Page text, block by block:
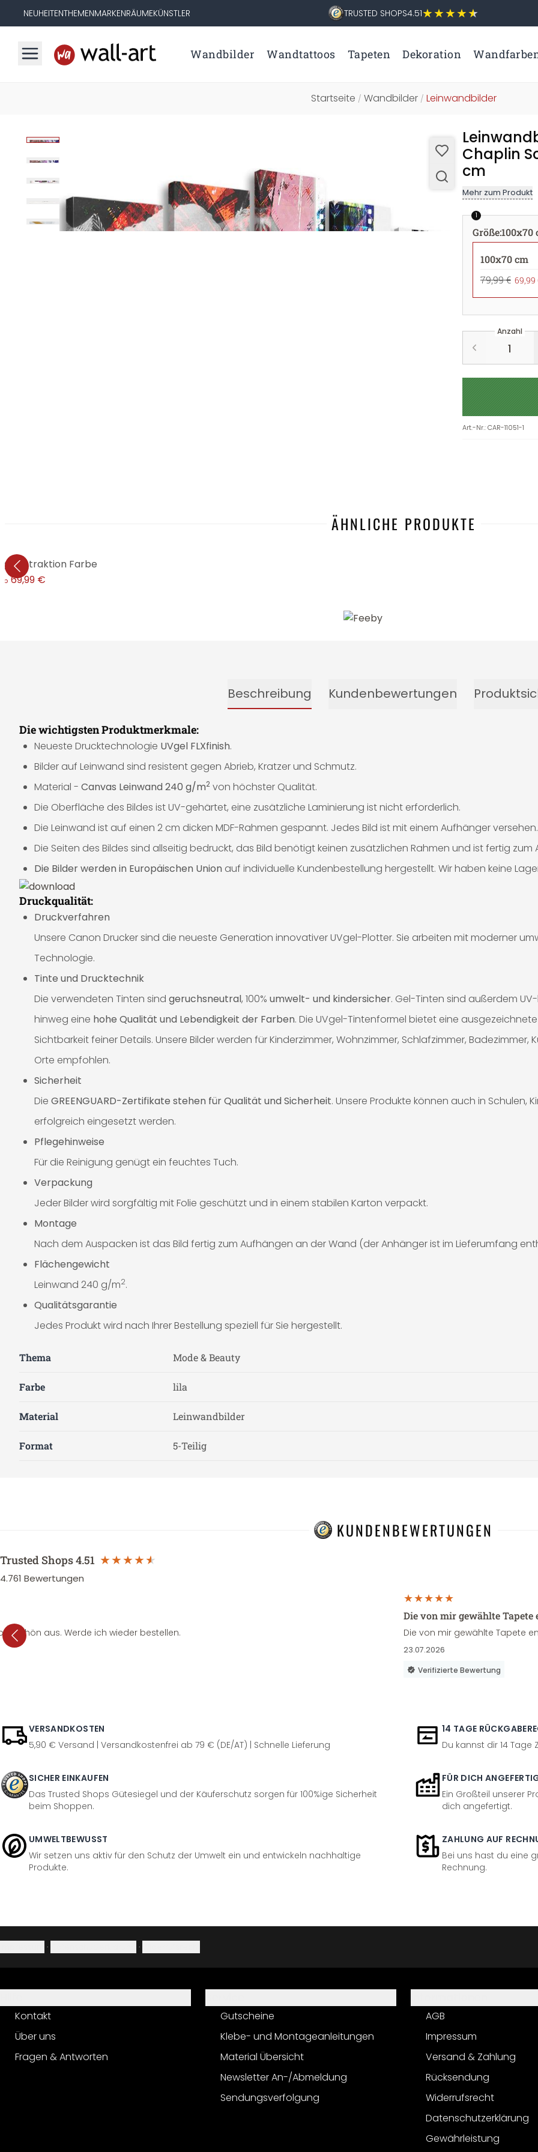
NEUHEITENTHEMENMARKENRÄUMEKÜNSTLER TRUSTED SHOPS4.51
Wandbilder Wandtattoos Tapeten Dekoration
Startseite / Wandbilder/ Leinwandbilder
Chaplin
cm
Mehr zum Produkt
1
Größe:100x70
100x70 cm
79,99 € 69,99
Anzahl
Art.-Nr.:CAR-11051-1
ÄHNLICHE PRODUKTE
Abstraktion Farbe
69,99 €
Beschreibung Kundenbewertungen
Die wichtigsten Produktmerkmale:
Neueste Drucktechnologie UVgel FLXfinish.
Bilder auf Leinwand sind resistent gegen Abrieb, Kratzer und Schmutz.
Material - Canvas Leinwand 240 g/m2 von höchster Qualität.
Die Oberfläche des Bildes ist UV-gehärtet, eine zusätzliche Laminierung ist nicht erforderlich.
Die Leinwand ist auf einen 2 cm dicken MDF-Rahmen gespannt. Jedes Bild ist mit einem Aufhänger versehen.
Die Seiten des Bildes sind allseitig bedruckt, das Bild benötigt keinen zusätzlichen Rahmen und ist fertig zum
Die Bilder werden in Europäischen Union auf individuelle Kundenbestellung hergestellt. Wir haben keine
Druckqualität:
Druckverfahren
Unsere Canon Drucker sind die neueste Generation innovativer UVgel-Plotter. Sie arbeiten mit moderner
Technologie.
Tinte und Drucktechnik
Die verwendeten Tinten sind geruchsneutral, 100% umwelt- und kindersicher. Gel-Tinten sind außerdem
hinweg eine hohe Qualität und Lebendigkeit der Farben. Die UVgel-Tintenformel bietet eine
Sichtbarkeit feiner Details. Unsere Bilder werden für Kinderzimmer, Wohnzimmer, Schlafzimmer,
Orte empfohlen.
Sicherheit
Die GREENGUARD-Zertifikate stehen für Qualität und Sicherheit. Unsere Produkte können auch in Schulen,
erfolgreich eingesetzt werden.
Pflegehinweise
Für die Reinigung genügt ein feuchtes Tuch.
Verpackung
Jeder Bilder wird sorgfältig mit Folie geschützt und in einem stabilen Karton verpackt.
Montage
Nach dem Auspacken ist das Bild fertig zum Aufhängen an der Wand (der Anhänger ist im Lieferumfang
Flächengewicht
Leinwand 240 g/m2.
Qualitätsgarantie
Jedes Produkt wird nach Ihrer Bestellung speziell für Sie hergestellt.
Thema Mode & Beauty
Farbe lila
Material Leinwandbilder
Format 5-Teilig
KUNDENBEWERTUNGEN
Trusted Shops4.51
4.761 Bewertungen
schön aus. Werde ich wieder bestellen.
Die von mir gewählte
Die von mir gewählte Tapete
23.07.2026
Verifizierte Bewertung
VERSANDKOSTEN
5,90 € Versand | Versandkostenfrei ab 79 € (DE/AT) | Schnelle Lieferung
14 TAGE
Du kannst dir 14
SICHER EINKAUFEN
Das Trusted Shops Gütesiegel und der Käuferschutz sorgen für 100%ige Sicherheit
beim Shoppen.
FÜR DICH
Ein Großteil unserer
dich angefertigt.
UMWELTBEWUSST
Wir setzen uns aktiv für den Schutz der Umwelt ein und entwickeln nachhaltige
Produkte.
ZAHLUNG AUF
Bei uns hast du eine
Rechnung.
· ·
Kontakt
Über uns
Fragen & Antworten
Gutscheine
Klebe- und Montageanleitungen
Material Übersicht
Newsletter An-/Abmeldung
Sendungsverfolgung
AGB
Impressum
Versand & Zahlung
Rücksendung
Widerrufsrecht
Datenschutzerklärung
Gewährleistung